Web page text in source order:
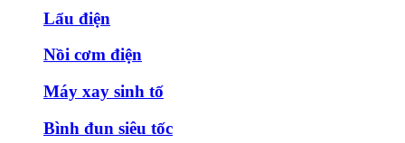
Lẩu điện
Nồi cơm điện
Máy xay sinh tố
Bình đun siêu tốc